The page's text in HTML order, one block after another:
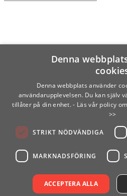
Denna
Denna webbplats använder
användarupplevelsen. Du kan själv
tillåter på din enhet. - Läs vår policy
>>
STRIKT NÖDVÄNDIGA
MARKNADSFÖRING
ACCEPTERA ALLA